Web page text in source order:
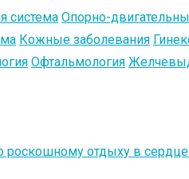
система Опорно-
Кожные заболевания
Офтальмология